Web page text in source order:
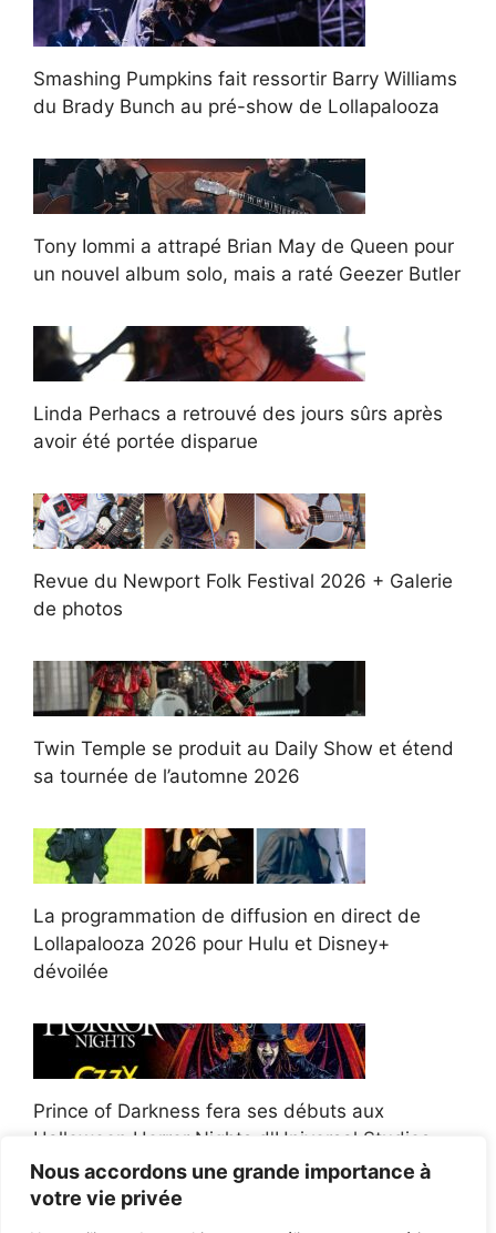
Nous accordons une grande importance à
votre vie privée
Smashing Pumpkins fait ressortir Barry Williams
du Brady Bunch au pré-show de Lollapalooza
Tony Iommi a attrapé Brian May de Queen pour
un nouvel album solo, mais a raté Geezer Butler
Linda Perhacs a retrouvé des jours sûrs après
avoir été portée disparue
Revue du Newport Folk Festival 2026 + Galerie
de photos
Twin Temple se produit au Daily Show et étend
sa tournée de l’automne 2026
La programmation de diffusion en direct de
Lollapalooza 2026 pour Hulu et Disney+
dévoilée
Prince of Darkness fera ses débuts aux
Halloween Horror Nights d'Universal Studios